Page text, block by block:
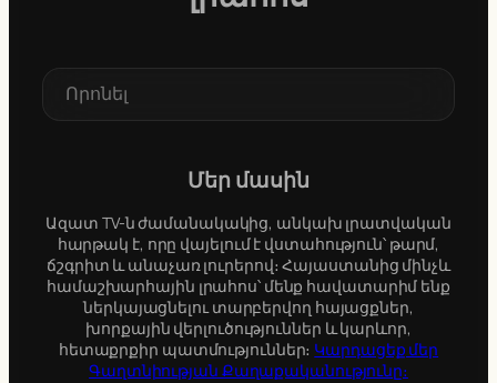
Մեր մասին
Ազատ TV-ն ժամանակակից, անկախ լրատվական
հարթակ է, որը վայելում է վստահություն՝ թարմ,
ճշգրիտ և անաչառ լուրերով։ Հայաստանից մինչև
համաշխարհային լրահոս՝ մենք հավատարիմ ենք
ներկայացնելու տարբերվող հայացքներ,
խորքային վերլուծություններ և կարևոր,
հետաքրքիր պատմություններ։ Կարդացեք մեր
Գաղտնիության Քաղաքականությունը։